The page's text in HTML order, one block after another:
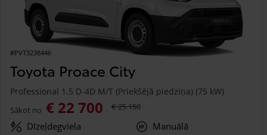
#PVT3238446
Toyota Proace City
Professional 1.5 D-4D M/T (Priekšējā piedziņa) (75 kW)
Sākot no € 22 700 € 25 150
Dīzeļdegviela
Manuālā